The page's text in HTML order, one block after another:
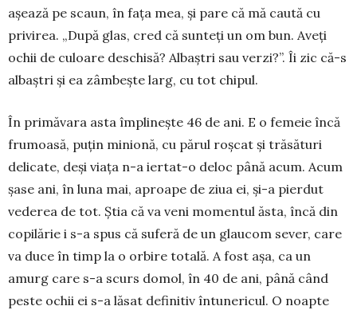
așează pe scaun, în fața mea, și pare că mă caută cu
privirea. „După glas, cred că sunteți un om bun. Aveți
ochii de culoare deschisă? Albaștri sau verzi?”. Îi zic că-s
albaștri și ea zâmbește larg, cu tot chipul.
În primăvara asta împlinește 46 de ani. E o femeie încă
frumoasă, puțin minionă, cu părul roș­cat și trăsături
delicate, deși viața n-a iertat-o deloc până acum. Acum
șase ani, în luna mai, aproape de ziua ei, și-a pierdut
vederea de tot. Știa că va veni momentul ăsta, încă din
copilărie i s-a spus că suferă de un glaucom sever, care
va duce în timp la o orbire totală. A fost așa, ca un
amurg care s-a scurs domol, în 40 de ani, până când
peste ochii ei s-a lăsat definitiv întunericul. O noapte